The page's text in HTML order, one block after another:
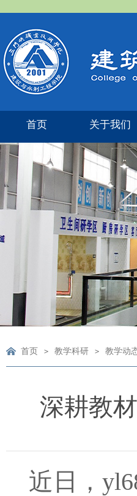
首页 关于我们
首页 > 教学科研 > 教学动
深耕教
近日，